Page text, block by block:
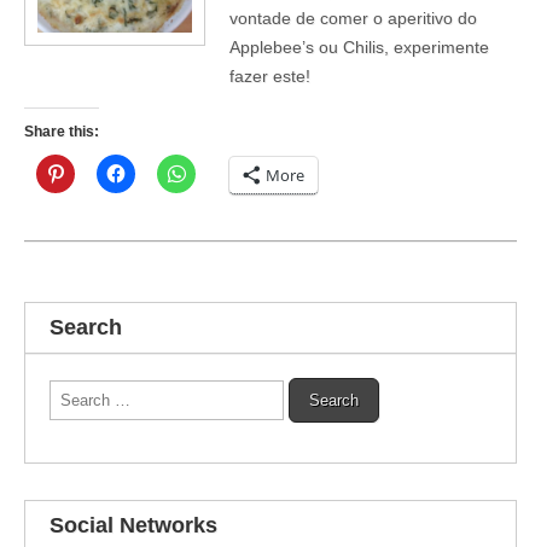
vontade de comer o aperitivo do
Applebee’s ou Chilis, experimente
fazer este!
Share this:
More
Search
Social Networks